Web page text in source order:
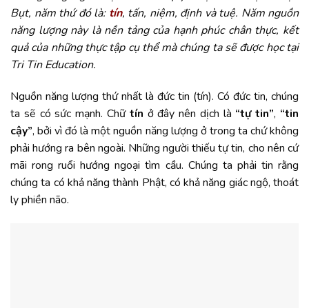
Bụt, năm thứ đó là: tín, tấn, niệm, định và tuệ. Năm nguồn
năng lượng này là nền tảng của hạnh phúc chân thực, kết
quả của những thực tập cụ thể mà chúng ta sẽ được học tại
Tri Tin Education.
Nguồn năng lượng thứ nhất là đức tin (tín). Có đức tin, chúng
ta sẽ có sức mạnh. Chữ tín ở đây nên dịch là “tự tin”, “tin
cậy”, bởi vì đó là một nguồn năng lượng ở trong ta chứ không
phải hướng ra bên ngoài. Những người thiếu tự tin, cho nên cứ
mãi rong ruổi hướng ngoại tìm cầu. Chúng ta phải tin rằng
chúng ta có khả năng thành Phật, có khả năng giác ngộ, thoát
ly phiền não.